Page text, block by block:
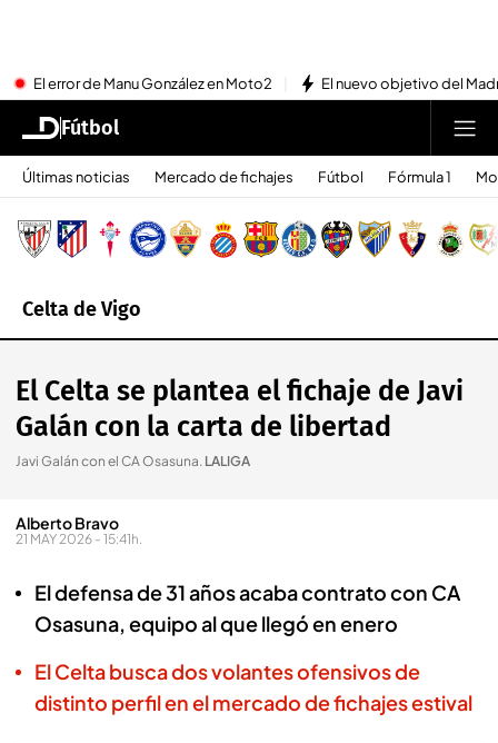
El error de Manu González en Moto2 El nuevo objetivo del
Fútbol
Últimas noticias Mercado de fichajes Fútbol Fórmula 1
Celta de Vigo
El Celta se plantea el fichaje de Javi
Galán con la carta de libertad
Javi Galán con el CA Osasuna. LALIGA
Alberto Bravo
21 MAY 2026 - 15:41h.
El defensa de 31 años acaba contrato con CA
Osasuna, equipo al que llegó en enero
El Celta busca dos volantes ofensivos de
distinto perfil en el mercado de fichajes estival